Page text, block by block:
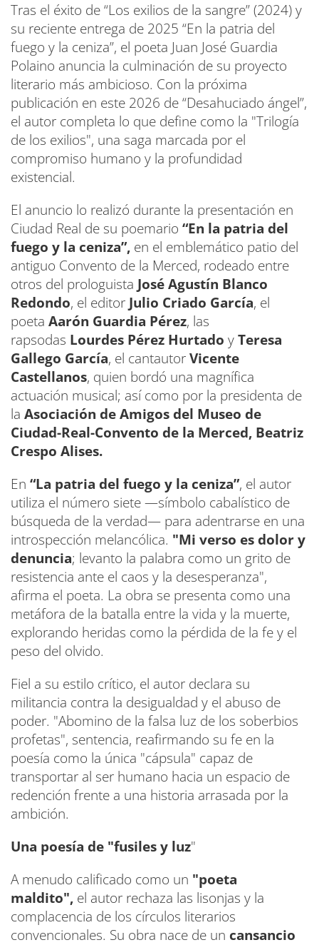
Tras el éxito de “Los exilios de la sangre” (2024) y
su reciente entrega de 2025 “En la patria del
fuego y la ceniza”, el poeta Juan José Guardia
Polaino anuncia la culminación de su proyecto
literario más ambicioso. Con la próxima
publicación en este 2026 de “Desahuciado ángel”,
el autor completa lo que define como la "Trilogía
de los exilios", una saga marcada por el
compromiso humano y la profundidad
existencial.
El anuncio lo realizó durante la presentación en
Ciudad Real de su poemario “En la patria del
fuego y la ceniza”, en el emblemático patio del
antiguo Convento de la Merced, rodeado entre
otros del prologuista José Agustín Blanco
Redondo, el editor Julio Criado García, el
poeta Aarón Guardia Pérez, las
rapsodas Lourdes Pérez Hurtado yTeresa
Gallego García, el cantautorVicente
Castellanos, quien bordó una magnífica
actuación musical; así como por la presidenta de
la Asociación de Amigos del Museo de
Ciudad-Real-Convento de la Merced, Beatriz
Crespo Alises.
En “La patria del fuego y la ceniza”, el autor
utiliza el número siete —símbolo cabalístico de
búsqueda de la verdad— para adentrarse en una
introspección melancólica. "Mi verso es dolor y
denuncia; levanto la palabra como un grito de
resistencia ante el caos y la desesperanza",
afirma el poeta. La obra se presenta como una
metáfora de la batalla entre la vida y la muerte,
explorando heridas como la pérdida de la fe y el
peso del olvido.
Fiel a su estilo crítico, el autor declara su
militancia contra la desigualdad y el abuso de
poder. "Abomino de la falsa luz de los soberbios
profetas", sentencia, reafirmando su fe en la
poesía como la única "cápsula" capaz de
transportar al ser humano hacia un espacio de
redención frente a una historia arrasada por la
ambición.
Una poesía de "fusiles y luz"
A menudo calificado como un "poeta
maldito", el autor rechaza las lisonjas y la
complacencia de los círculos literarios
convencionales. Su obra nace de un cansancio